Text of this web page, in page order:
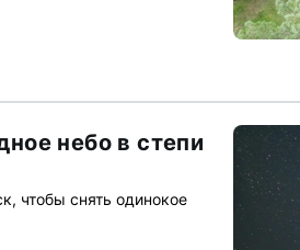
небо в степи
чтобы снять одинокое